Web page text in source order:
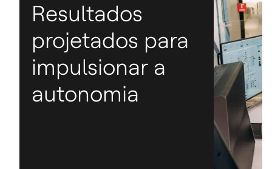
Resultados
projetados para
impulsionar a
autonomia